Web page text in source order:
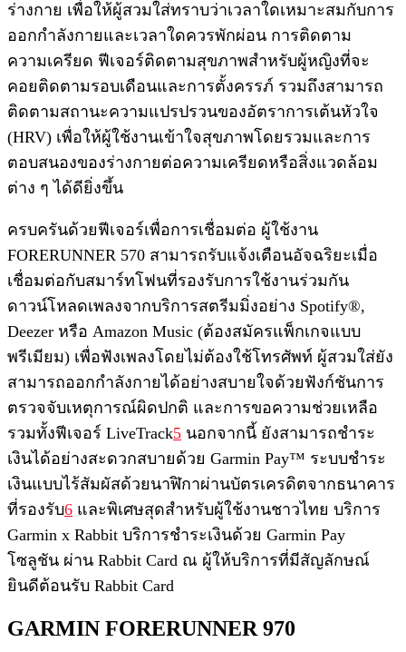
ร่างกาย เพื่อให้ผู้สวมใส่ทราบว่าเวลาใดเหมาะสมกับการ
ออกกำลังกายและเวลาใดควรพักผ่อน การติดตาม
ความเครียด ฟีเจอร์ติดตามสุขภาพสำหรับผู้หญิงที่จะ
คอยติดตามรอบเดือนและการตั้งครรภ์ รวมถึงสามารถ
ติดตามสถานะความแปรปรวนของอัตราการเต้นหัวใจ
(HRV) เพื่อให้ผู้ใช้งานเข้าใจสุขภาพโดยรวมและการ
ตอบสนองของร่างกายต่อความเครียดหรือสิ่งแวดล้อม
ต่าง ๆ ได้ดียิ่งขึ้น
ครบครันด้วยฟีเจอร์เพื่อการเชื่อมต่อ ผู้ใช้งาน
FORERUNNER 570 สามารถรับแจ้งเตือนอัจฉริยะเมื่อ
เชื่อมต่อกับสมาร์ทโฟนที่รองรับการใช้งานร่วมกัน
ดาวน์โหลดเพลงจากบริการสตรีมมิ่งอย่าง Spotify®,
Deezer หรือ Amazon Music (ต้องสมัครแพ็กเกจแบบ
พรีเมียม) เพื่อฟังเพลงโดยไม่ต้องใช้โทรศัพท์ ผู้สวมใส่ยัง
สามารถออกกำลังกายได้อย่างสบายใจด้วยฟังก์ชันการ
ตรวจจับเหตุการณ์ผิดปกติ และการขอความช่วยเหลือ
รวมทั้งฟีเจอร์ LiveTrack5 นอกจากนี้ ยังสามารถชำระ
เงินได้อย่างสะดวกสบายด้วย Garmin Pay™ ระบบชำระ
เงินแบบไร้สัมผัสด้วยนาฬิกาผ่านบัตรเครดิตจากธนาคาร
ที่รองรับ6 และพิเศษสุดสำหรับผู้ใช้งานชาวไทย บริการ
Garmin x Rabbit บริการชำระเงินด้วย Garmin Pay
โซลูชัน ผ่าน Rabbit Card ณ ผู้ให้บริการที่มีสัญลักษณ์
ยินดีต้อนรับ Rabbit Card
GARMIN FORERUNNER 970